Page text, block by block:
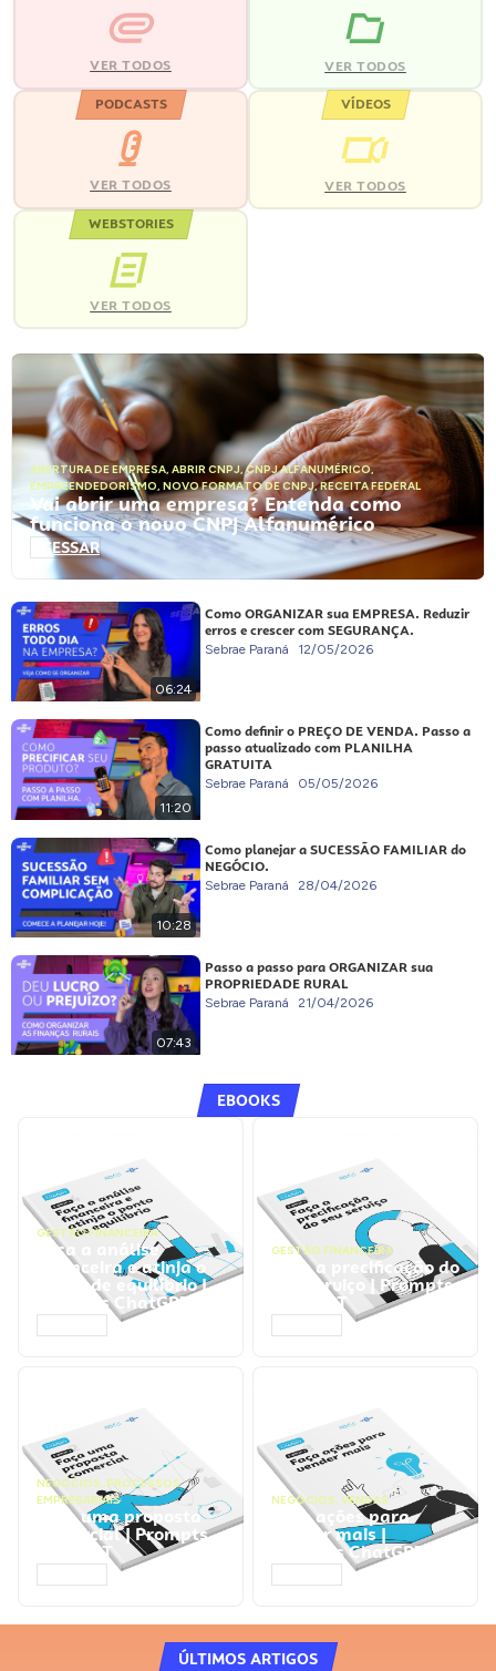
VER TODOS VER TODOS
PODCASTS
VER TODOS
VÍDEOS
VER TODOS
WEBSTORIES
VER TODOS
ABERTURA DE EMPRESA, ABRIR CNPJ,CNPJ ALFANUMÉRICO,
EMPREENDEDORISMO, NOVO FORMATO DE CNPJ,RECEITA FEDERAL
Vai abrir uma empresa? Entenda como
funciona o novo CNPJ Alfanumérico
ACESSAR
06:24
Como ORGANIZAR sua EMPRESA. Reduzir
erros e crescer com SEGURANÇA.
Sebrae Paraná 12/05/2026
11:20
Como definir o PREÇO DE VENDA. Passo a
passo atualizado com PLANILHA
GRATUITA
Sebrae Paraná 05/05/2026
10:28
Como planejar a SUCESSÃO FAMILIAR do
NEGÓCIO.
Sebrae Paraná 28/04/2026
07:43
Passo a passo para ORGANIZAR sua
PROPRIEDADE RURAL
Sebrae Paraná 21/04/2026
EBOOKS
GESTÃO FINANCEIRA
Faça a análise
financeira e atinja o
ponto de equilíbrio |
Prompts ChatGPT
GESTÃO FINANCEIRA
Faça a precificação do
seu serviço | Prompts
ChatGPT
NEGÓCIOS, PROCESSOS
EMPRESARIAIS
Faça uma proposta
comercial | Prompts
ChatGPT
NEGÓCIOS, VENDAS
Faça ações para
vender mais |
Prompts ChatGPT
ÚLTIMOS ARTIGOS